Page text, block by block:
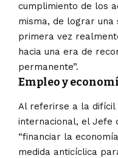
cumplimiento de los
misma, de lograr una
primera vez
hacia una era de
permanente”.
Empleo y
Al referirse a la difícil
internacional, el Jefe
“financiar la
medida anticíclica